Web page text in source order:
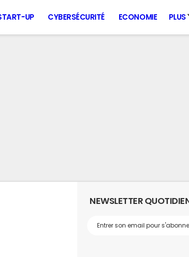
UP CYBERSÉCURITÉ ECONOMIE PLUS
NEWSLETTER